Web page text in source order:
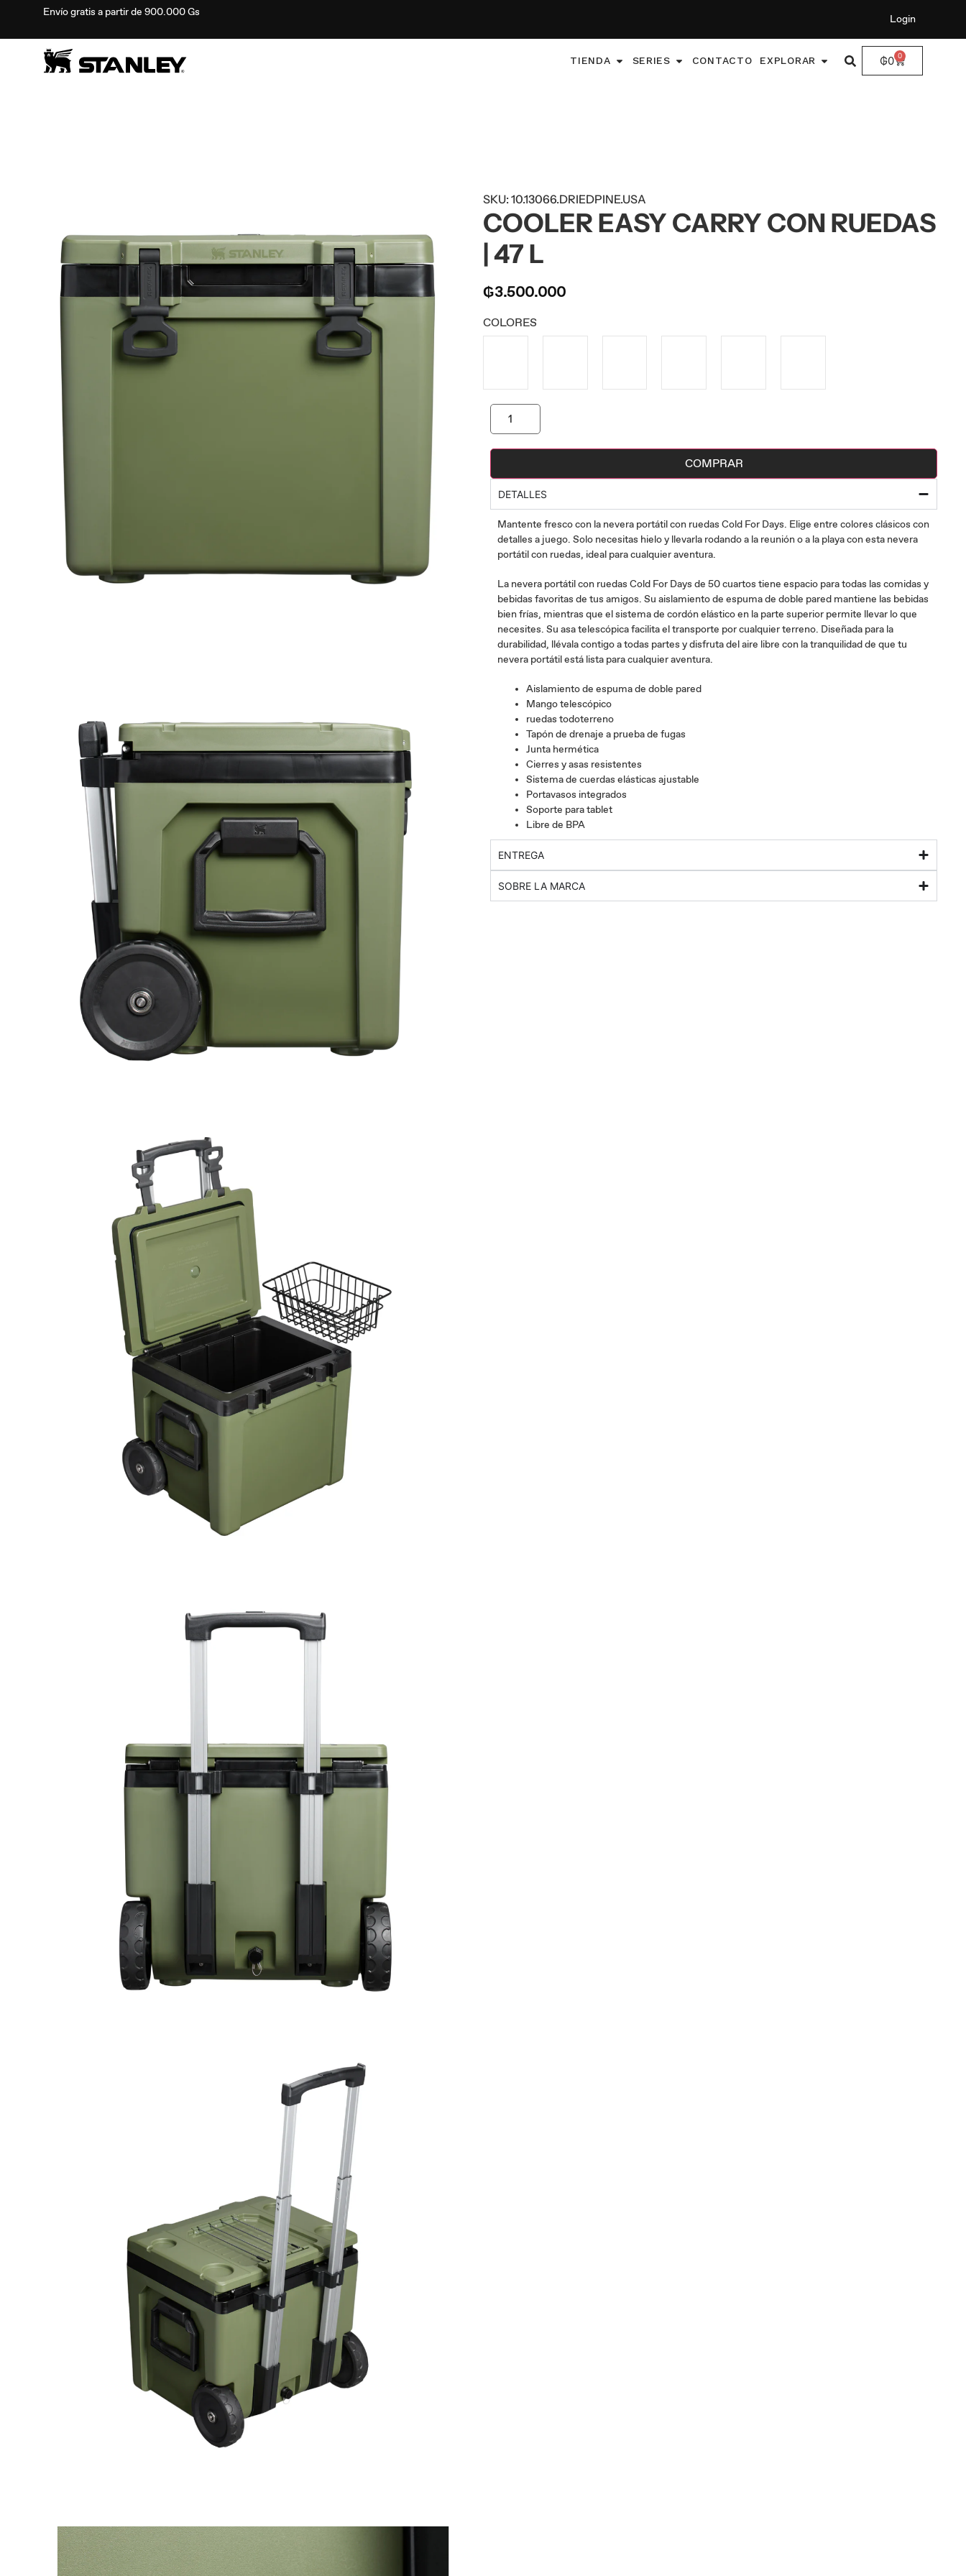
Envío gratis a partir de 900.000 Gs
Login
TIENDA SERIES CONTACTO EXPLORAR ₲0 0
SKU: 10.13066.DRIEDPINE.USA
COOLER EASY CARRY CON RUEDAS
| 47 L
₲3.500.000
COLORES
COMPRAR
DETALLES
Mantente fresco con la nevera portátil con ruedas Cold For Days. Elige entre colores clásicos con
detalles a juego. Solo necesitas hielo y llevarla rodando a la reunión o a la playa con esta nevera
portátil con ruedas, ideal para cualquier aventura.
La nevera portátil con ruedas Cold For Days de 50 cuartos tiene espacio para todas las comidas y
bebidas favoritas de tus amigos. Su aislamiento de espuma de doble pared mantiene las bebidas
bien frías, mientras que el sistema de cordón elástico en la parte superior permite llevar lo que
necesites. Su asa telescópica facilita el transporte por cualquier terreno. Diseñada para la
durabilidad, llévala contigo a todas partes y disfruta del aire libre con la tranquilidad de que tu
nevera portátil está lista para cualquier aventura.
Aislamiento de espuma de doble pared
Mango telescópico
ruedas todoterreno
Tapón de drenaje a prueba de fugas
Junta hermética
Cierres y asas resistentes
Sistema de cuerdas elásticas ajustable
Portavasos integrados
Soporte para tablet
Libre de BPA
ENTREGA
SOBRE LA MARCA